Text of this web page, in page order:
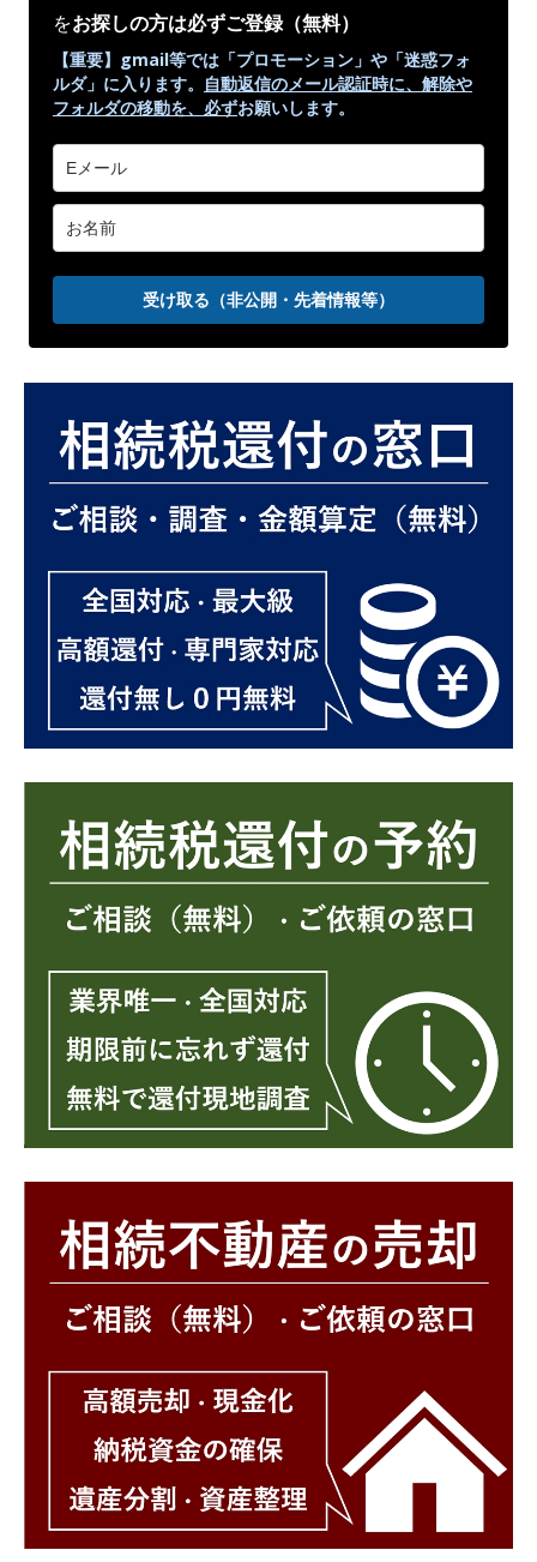
をお探しの方は必ずご登録（無料）
【重要】gmail等では「プロモーション」や 「迷惑フォ
ルダ」 に入ります。 自動返信のメール認証時に、解除や
フォルダの移動を、 必ずお願いします。
受け取る（非公開・先着情報等）